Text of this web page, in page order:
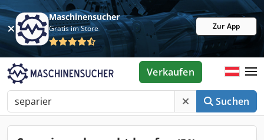
Maschinensucher
Gratis im Store Zur App
Suchen
Verkaufen